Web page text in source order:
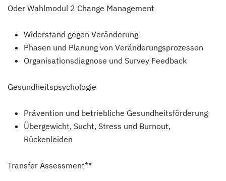
Oder Wahlmodul 2 Change Management
Widerstand gegen Veränderung
Phasen und Planung von Veränderungsprozessen
Organisationsdiagnose und Survey Feedback
Gesundheitspsychologie
Prävention und betriebliche Gesundheitsförderung
Übergewicht, Sucht, Stress und Burnout,
Rückenleiden
Transfer Assessment**